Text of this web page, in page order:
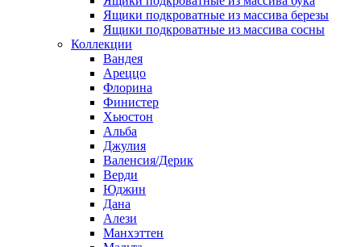
Ящики подкроватные из массива березы
Ящики подкроватные из массива сосны
Коллекции
Вандея
Ареццо
Флорина
Финистер
Хьюстон
Альба
Джулия
Валенсия/Дерик
Верди
Юджин
Дана
Алези
Манхэттен